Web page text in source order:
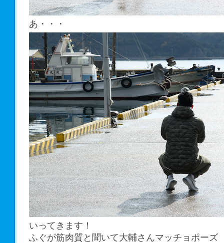
あ・・・
いってきます！
ふぐが筋肉質と聞いて大輔さんマッチョポーズ